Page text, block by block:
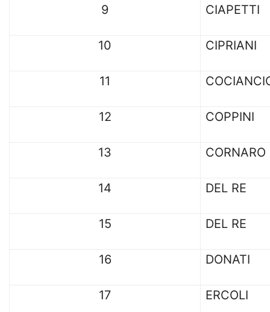
9 CIAPETTI
10 CIPRIANI
11
12 COPPINI
13 CORNARO
14 DEL RE
15 DEL RE
16 DONATI
17 ERCOLI